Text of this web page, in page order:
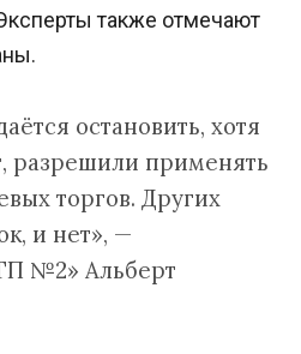
также отмечают
остановить, хотя
разрешили применять
торгов. Других
и нет», —
№2» Альберт